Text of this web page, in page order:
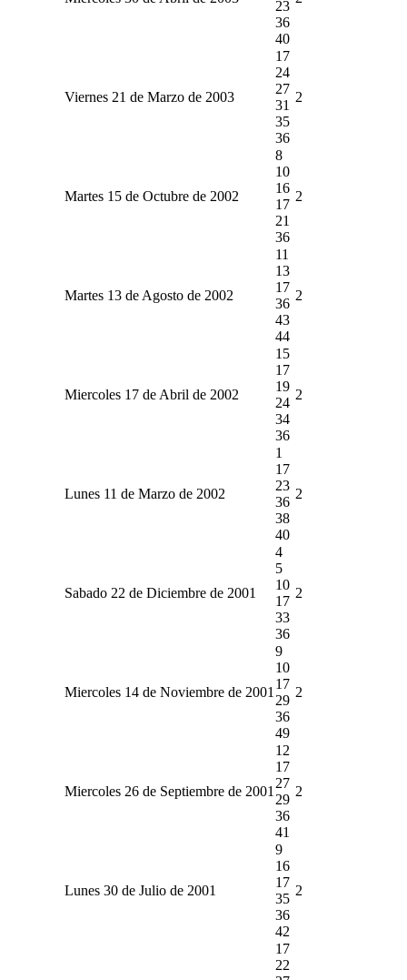
23
36
40
Viernes 21 de Marzo de 2003
17
24
27
31
35
36
2
Martes 15 de Octubre de 2002
8
10
16
17
21
36
2
Martes 13 de Agosto de 2002
11
13
17
36
43
44
2
Miercoles 17 de Abril de 2002
15
17
19
24
34
36
2
Lunes 11 de Marzo de 2002
1
17
23
36
38
40
2
Sabado 22 de Diciembre de 2001
4
5
10
17
33
36
2
Miercoles 14 de Noviembre de 2001
9
10
17
29
36
49
2
Miercoles 26 de Septiembre de 2001
12
17
27
29
36
41
2
Lunes 30 de Julio de 2001
9
16
17
35
36
42
2
17
22